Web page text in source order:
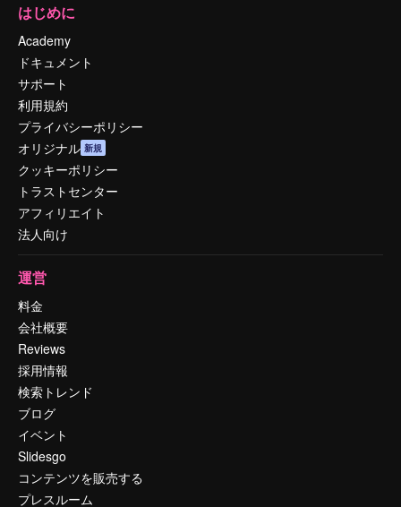
はじめに
Academy
ドキュメント
サポート
利用規約
プライバシーポリシー
オリジナル 新規
クッキーポリシー
トラストセンター
アフィリエイト
法人向け
運営
料金
会社概要
Reviews
採用情報
検索トレンド
ブログ
イベント
Slidesgo
コンテンツを販売する
プレスルーム